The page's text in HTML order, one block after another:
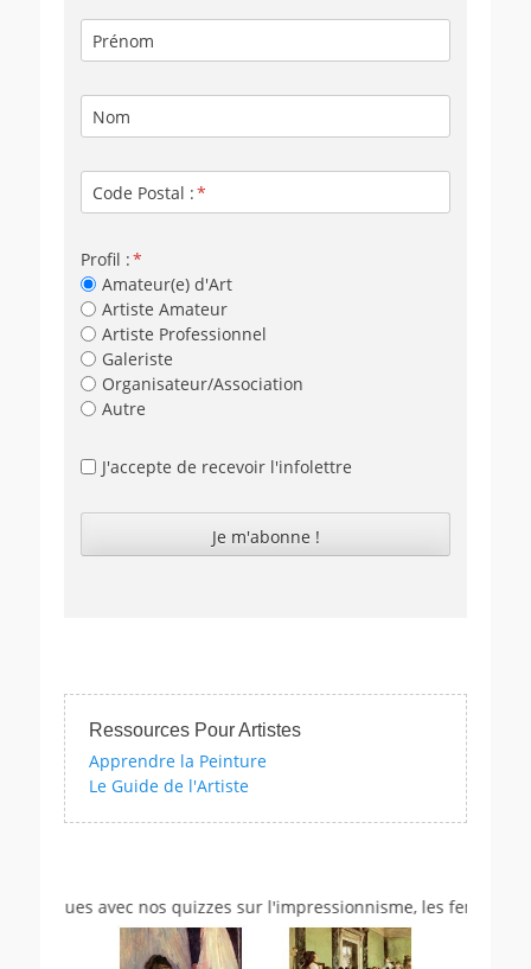
Prénom
Nom
Code Postal :
Profil :
Amateur(e) d'Art
Artiste Amateur
Artiste Professionnel
Galeriste
Organisateur/Association
Autre
J'accepte de recevoir l'infolettre
Ressources Pour Artistes
Apprendre la Peinture
Le Guide de l'Artiste
avec nos quizzes sur l'impressionnisme, les femmes